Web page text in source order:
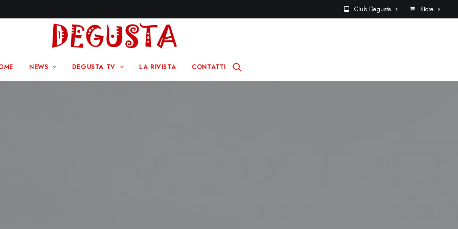
Club Degusta Store
NEWS DEGUSTA TV LA RIVISTA CONTATTI